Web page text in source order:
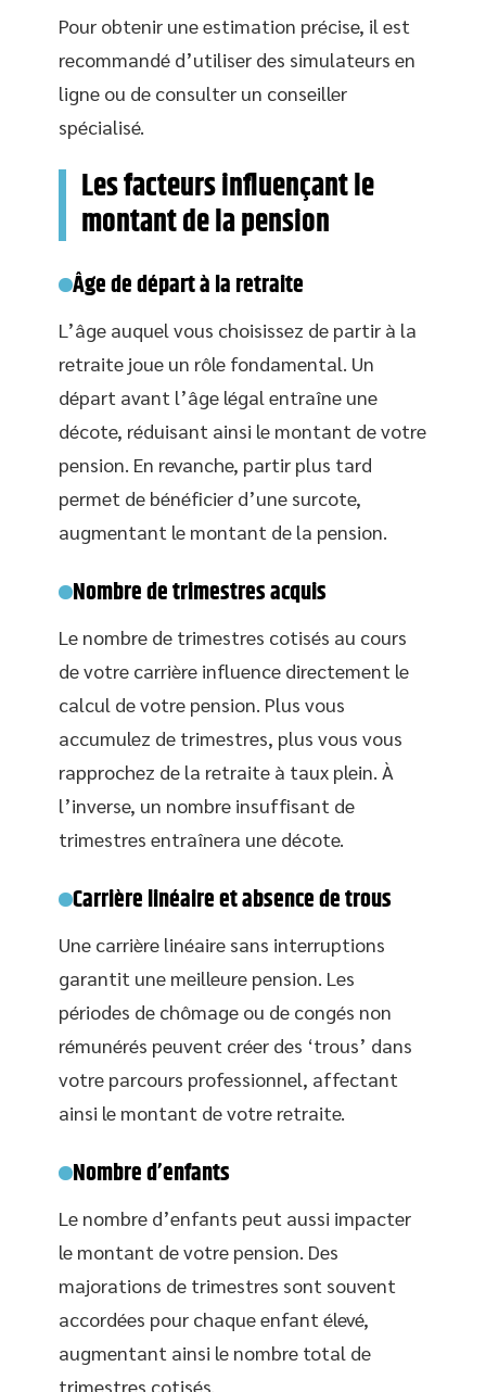
Pour obtenir une estimation précise, il est
recommandé d’utiliser des simulateurs en
ligne ou de consulter un conseiller
spécialisé.
Les facteurs influençant le
montant de la pension
Âge de départ à la retraite
L’âge auquel vous choisissez de partir à la
retraite joue un rôle fondamental. Un
départ avant l’âge légal entraîne une
décote, réduisant ainsi le montant de votre
pension. En revanche, partir plus tard
permet de bénéficier d’une surcote,
augmentant le montant de la pension.
Nombre de trimestres acquis
Le nombre de trimestres cotisés au cours
de votre carrière influence directement le
calcul de votre pension. Plus vous
accumulez de trimestres, plus vous vous
rapprochez de la retraite à taux plein. À
l’inverse, un nombre insuffisant de
trimestres entraînera une décote.
Carrière linéaire et absence de trous
Une carrière linéaire sans interruptions
garantit une meilleure pension. Les
périodes de chômage ou de congés non
rémunérés peuvent créer des ‘trous’ dans
votre parcours professionnel, affectant
ainsi le montant de votre retraite.
Nombre d’enfants
Le nombre d’enfants peut aussi impacter
le montant de votre pension. Des
majorations de trimestres sont souvent
accordées pour chaque enfant élevé,
augmentant ainsi le nombre total de
trimestres cotisés.